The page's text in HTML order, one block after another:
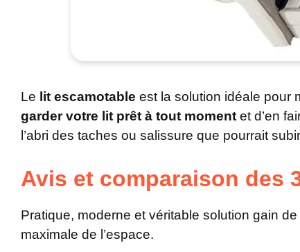
Le lit escamotable est la solution idéale pour
garder votre lit prêt à tout moment et d’en
l’abri des taches ou salissure que pourrait
Avis et comparaison des
Pratique, moderne et véritable solution gain
maximale de l’espace.